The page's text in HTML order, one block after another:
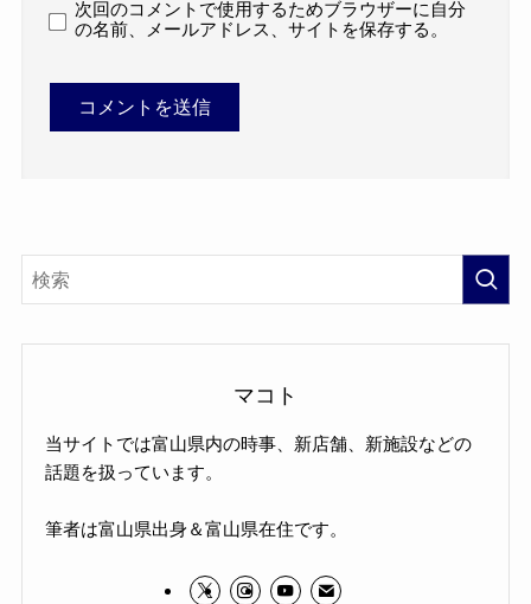
次回のコメントで使用するためブラウザーに自分
の名前、メールアドレス、サイトを保存する。
マコト
当サイトでは富山県内の時事、新店舗、新施設などの
話題を扱っています。
筆者は富山県出身＆富山県在住です。